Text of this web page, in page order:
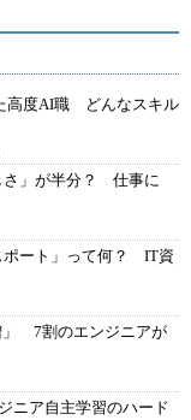
高度AI職 どんなスキル
さ」が半分？ 仕事に
ポート」って何？ IT資
」 7割のエンジニアが
ニア自主学習のハード